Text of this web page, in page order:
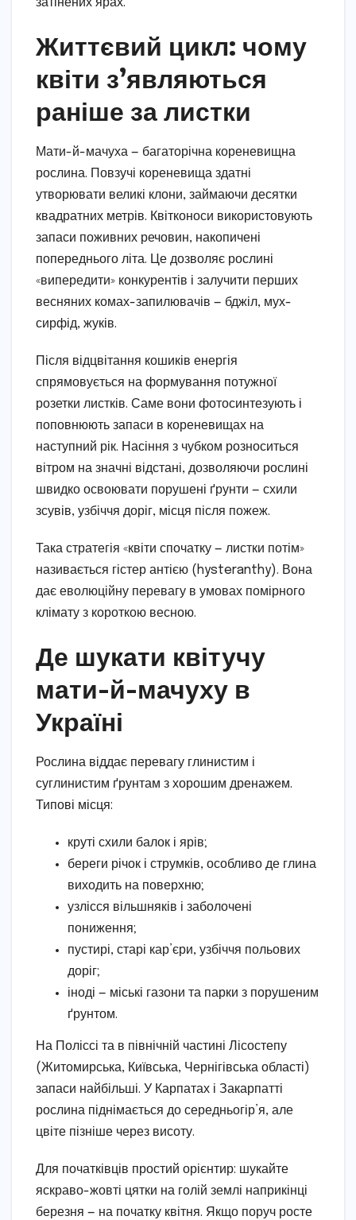
затінених ярах.
Життєвий цикл: чому
квіти з’являються
раніше за листки
Мати-й-мачуха — багаторічна кореневищна
рослина. Повзучі кореневища здатні
утворювати великі клони, займаючи десятки
квадратних метрів. Квітконоси використовують
запаси поживних речовин, накопичені
попереднього літа. Це дозволяє рослині
«випередити» конкурентів і залучити перших
весняних комах-запилювачів — бджіл, мух-
сирфід, жуків.
Після відцвітання кошиків енергія
спрямовується на формування потужної
розетки листків. Саме вони фотосинтезують і
поповнюють запаси в кореневищах на
наступний рік. Насіння з чубком розноситься
вітром на значні відстані, дозволяючи рослині
швидко освоювати порушені ґрунти — схили
зсувів, узбіччя доріг, місця після пожеж.
Така стратегія «квіти спочатку — листки потім»
називається гістер антією (hysteranthy). Вона
дає еволюційну перевагу в умовах помірного
клімату з короткою весною.
Де шукати квітучу
мати-й-мачуху в
Україні
Рослина віддає перевагу глинистим і
суглинистим ґрунтам з хорошим дренажем.
Типові місця:
круті схили балок і ярів;
береги річок і струмків, особливо де глина
виходить на поверхню;
узлісся вільшняків і заболочені
пониження;
пустирі, старі кар’єри, узбіччя польових
доріг;
іноді — міські газони та парки з порушеним
ґрунтом.
На Поліссі та в північній частині Лісостепу
(Житомирська, Київська, Чернігівська області)
запаси найбільші. У Карпатах і Закарпатті
рослина піднімається до середньогір’я, але
цвіте пізніше через висоту.
Для початківців простий орієнтир: шукайте
яскраво-жовті цятки на голій землі наприкінці
березня — на початку квітня. Якщо поруч росте